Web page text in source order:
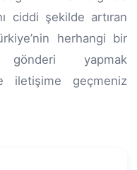
ciddi şekilde artıran
herhangi bir
yapmak
iletişime geçmeniz